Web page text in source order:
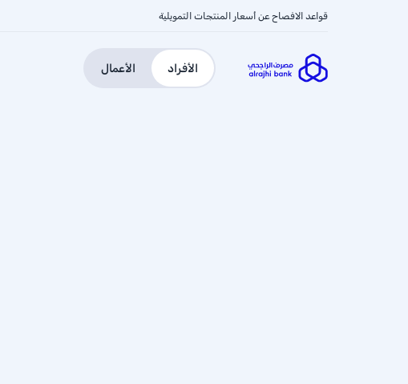
قواعد الافصاح عن أسعار المنتجات التمويلية
الأفراد الأعمال